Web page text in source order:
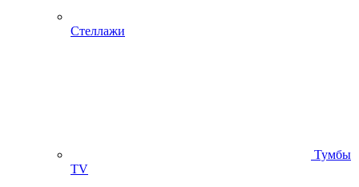
Стеллажи
Тумбы
ТV